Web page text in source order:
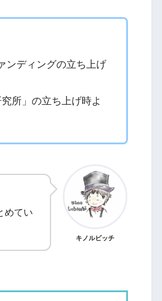
ンディングの立ち上げ
所」の立ち上げ時よ
めてい
キノルビッチ